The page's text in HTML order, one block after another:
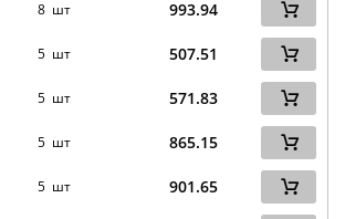
8 шт 993.94
5 шт 507.51
5 шт 571.83
5 шт 865.15
5 шт 901.65